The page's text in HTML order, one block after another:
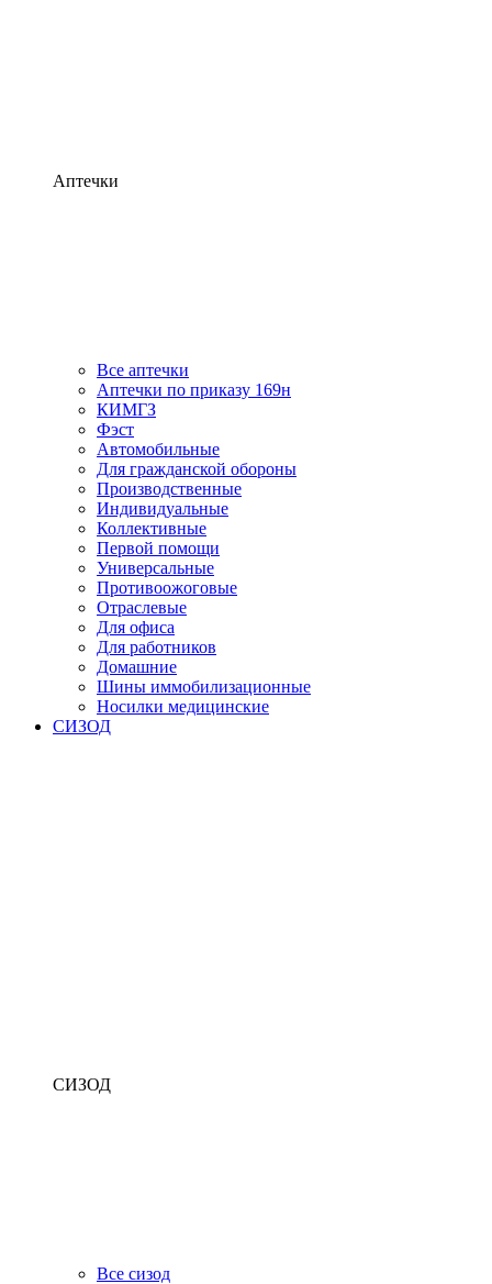
Аптечки
Все аптечки
Аптечки по приказу 169н
КИМГЗ
Фэст
Автомобильные
Для гражданской обороны
Производственные
Индивидуальные
Коллективные
Первой помощи
Универсальные
Противоожоговые
Отраслевые
Для офиса
Для работников
Домашние
Шины иммобилизационные
Носилки медицинские
СИЗОД
СИЗОД
Все сизод